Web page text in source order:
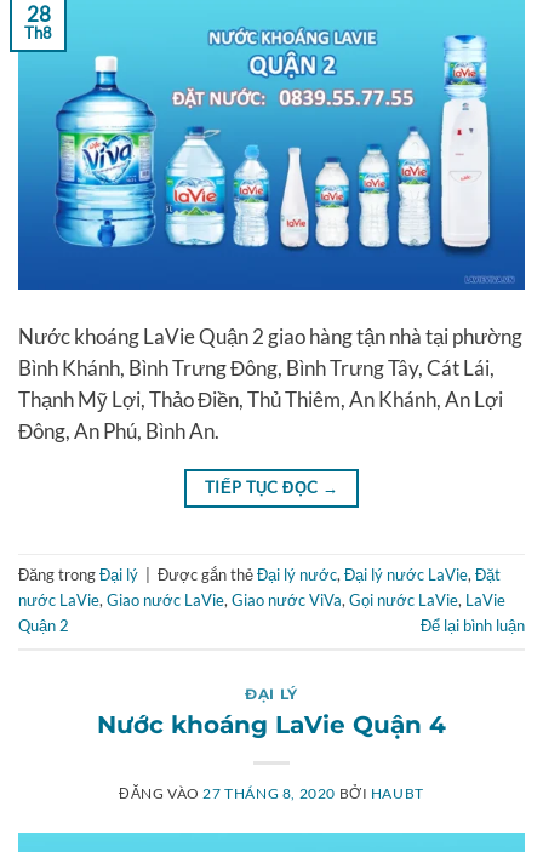
28
Th8
Nước khoáng LaVie Quận 2 giao hàng tận nhà tại phường
Bình Khánh, Bình Trưng Đông, Bình Trưng Tây, Cát Lái,
Thạnh Mỹ Lợi, Thảo Điền, Thủ Thiêm, An Khánh, An Lợi
Đông, An Phú, Bình An.
TIẾP TỤC ĐỌC →
Đăng trongĐại lý Được gắn thẻĐại lý nước,Đại lý nước LaVie,Đặt
nước LaVie,Giao nước LaVie,Giao nước ViVa,Gọi nước LaVie, LaVie
Quận 2
Để lại bình luận
ĐẠI LÝ
Nước khoáng LaVie Quận 4
ĐĂNG VÀO 27 THÁNG 8, 2020 BỞI HAUBT